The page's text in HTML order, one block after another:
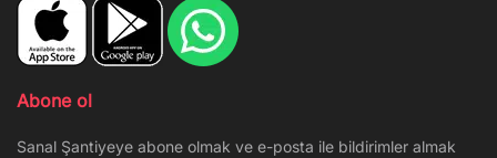
Abone ol
Sanal Şantiyeye abone olmak ve e-posta ile bildirimler almak